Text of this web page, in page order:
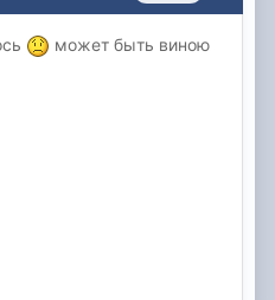
может быть виною